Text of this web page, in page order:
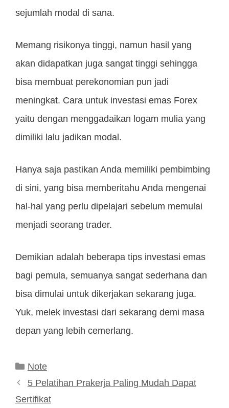
sejumlah modal di sana.
Memang risikonya tinggi, namun hasil yang
akan didapatkan juga sangat tinggi sehingga
bisa membuat perekonomian pun jadi
meningkat. Cara untuk investasi emas Forex
yaitu dengan menggadaikan logam mulia yang
dimiliki lalu jadikan modal.
Hanya saja pastikan Anda memiliki pembimbing
di sini, yang bisa memberitahu Anda mengenai
hal-hal yang perlu dipelajari sebelum memulai
menjadi seorang trader.
Demikian adalah beberapa tips investasi emas
bagi pemula, semuanya sangat sederhana dan
bisa dimulai untuk dikerjakan sekarang juga.
Yuk, melek investasi dari sekarang demi masa
depan yang lebih cemerlang.
Kategori
Note
5 Pelatihan Prakerja Paling Mudah Dapat
Sertifikat